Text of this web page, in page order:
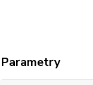
Parametry